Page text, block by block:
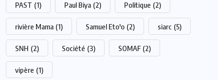
PAST (1) Paul Biya (2) Politique (2)
rivière Mama (1) Samuel Eto'o (2) siarc (5)
SNH (2) Société (3) SOMAF (2)
vipère (1)